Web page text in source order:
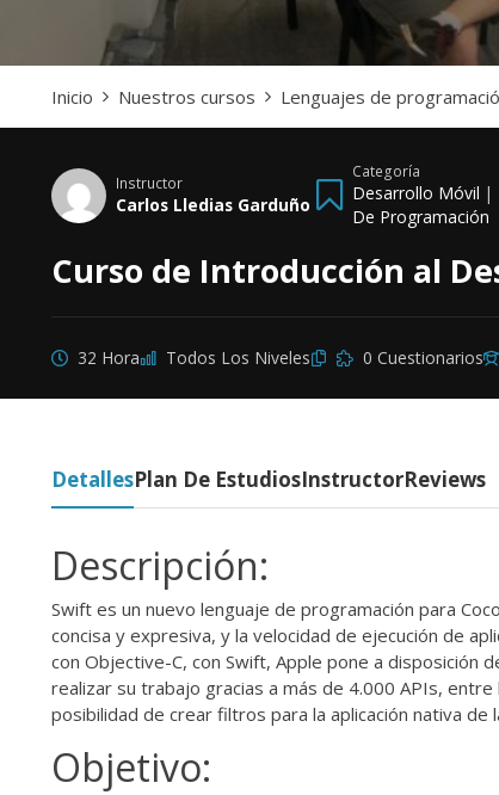
Inicio Nuestros cursos Lenguajes de
Instructor
Carlos Lledias Garduño
Categoría
Desarrollo Móvil |
De Programación
Curso de Introducción al
32 Hora Todos Los Niveles 0 Cuestionarios
DetallesPlan De EstudiosInstructorReviews
Descripción:
Swift es un nuevo lenguaje de programación para
concisa y expresiva, y la velocidad de ejecución de
con Objective-C, con Swift, Apple pone a disposición
realizar su trabajo gracias a más de 4.000 APIs,
posibilidad de crear filtros para la aplicación nativa de
Objetivo: